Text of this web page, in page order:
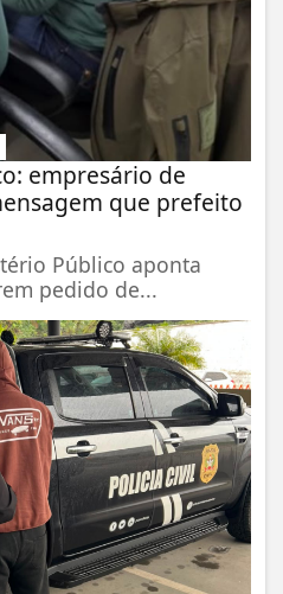
empresário de
que prefeito
Público aponta
pedido de...